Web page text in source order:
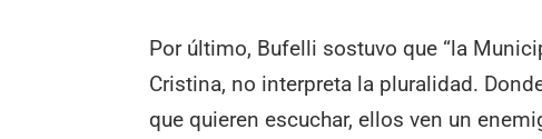
Por último, Bufelli sostuvo que “la
Cristina, no interpreta la pluralidad.
que quieren escuchar, ellos ven un